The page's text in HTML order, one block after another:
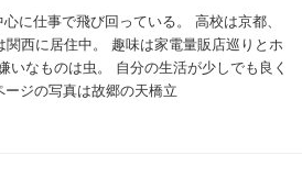
に仕事で飛び回っている。 高校は京都、
西に居住中。 趣味は家電量販店巡りとホ
なものは虫。 自分の生活が少しでも良く
ジの写真は故郷の天橋立